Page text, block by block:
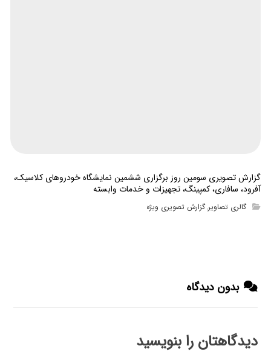
گزارش تصویری سومین روز برگزاری ششمین نمایشگاه خودروهای کلاسیک،
آفرود، سافاری، کمپینگ، تجهیزات و خدمات وابسته
گالری تصاویر,گزارش تصویری ویژه
بدون دیدگاه
دیدگاهتان را بنویسید